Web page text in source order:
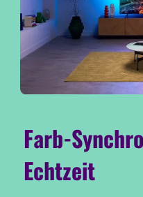
Farb-
Echtzeit